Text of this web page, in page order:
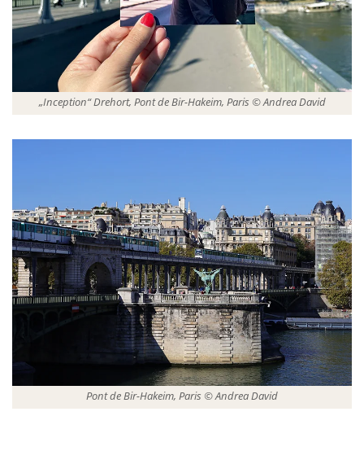
„Inception“ Drehort, Pont de Bir-Hakeim, Paris © Andrea David
Pont de Bir-Hakeim, Paris © Andrea David